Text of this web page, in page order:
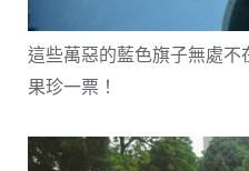
這些萬惡的藍色旗子無處
果珍一票！